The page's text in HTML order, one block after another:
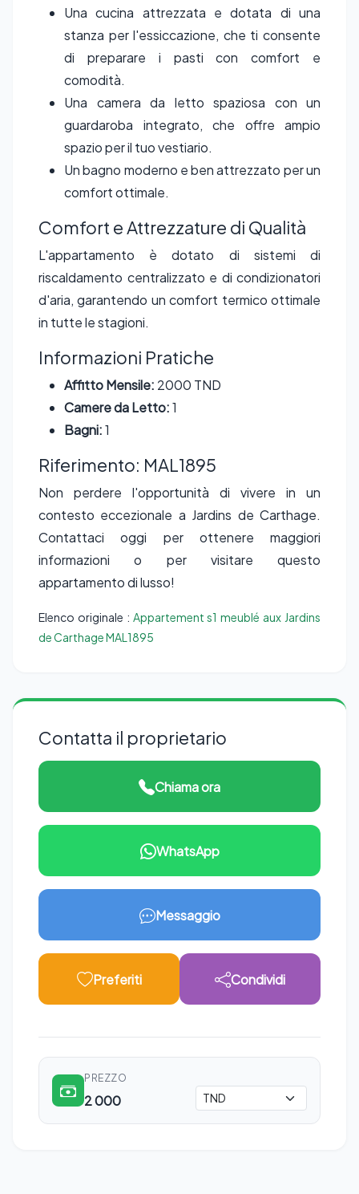
Una cucina attrezzata e dotata di una
stanza per l'essiccazione, che ti consente
di preparare i pasti con comfort e
comodità.
Una camera da letto spaziosa con un
guardaroba integrato, che offre ampio
spazio per il tuo vestiario.
Un bagno moderno e ben attrezzato per un
comfort ottimale.
Comfort e Attrezzature di Qualità
L'appartamento è dotato di sistemi di
riscaldamento centralizzato e di condizionatori
d'aria, garantendo un comfort termico ottimale
in tutte le stagioni.
Informazioni Pratiche
Affitto Mensile: 2000 TND
Camere da Letto:1
Bagni:1
Riferimento: MAL1895
Non perdere l'opportunità di vivere in un
contesto eccezionale a Jardins de Carthage.
Contattaci oggi per ottenere maggiori
informazioni o per visitare questo
appartamento di lusso!
Elenco originale : Appartement s1 meublé aux Jardins
de Carthage MAL1895
Contatta il proprietario
Chiama ora
WhatsApp
Messaggio
Preferiti Condividi
PREZZO
2 000